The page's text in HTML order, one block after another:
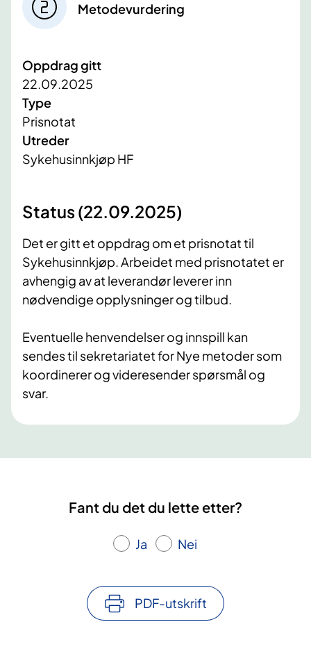
Metodevurdering
Oppdrag gitt
22.09.2025
Type
Prisnotat
Utreder
Sykehusinnkjøp HF
Status (22.09.2025)
Det er gitt et oppdrag om et prisnotat til
Sykehusinnkjøp. Arbeidet med prisnotatet er
avhengig av at leverandør leverer inn
nødvendige opplysninger og tilbud.
Eventuelle henvendelser og innspill kan
sendes til sekretariatet for Nye metoder som
koordinerer og videresender spørsmål og
svar.
Fant du det du lette etter?
Ja Nei
PDF-utskrift